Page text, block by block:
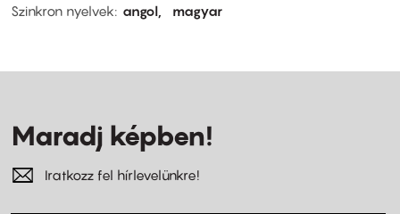
Szinkron nyelvek
angol magyar
Maradj képben!
Iratkozz fel hírlevelünkre!